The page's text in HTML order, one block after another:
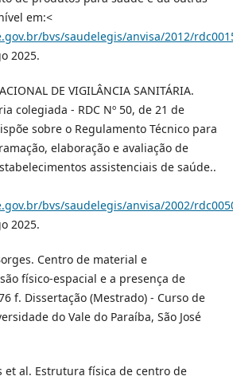
em:<
bvs/saudelegis/anvisa/2012/
2025.
DE VIGILÂNCIA SANITÁRIA.
colegiada - RDC Nº 50, de 21 de
sobre o Regulamento Técnico para
elaboração e avaliação de
assistenciais de saúde..
bvs/saudelegis/anvisa/2002/
2025.
Centro de material e
físico-espacial e a presença de
f. Dissertação (Mestrado) - Curso de
do Vale do Paraíba, São José
et al. Estrutura física de centro de